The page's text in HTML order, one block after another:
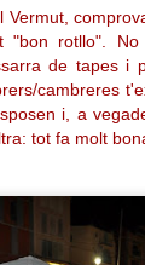
Vermut,
"bon rotllo".
de tapes i
cambreres
i, a
tot fa molt